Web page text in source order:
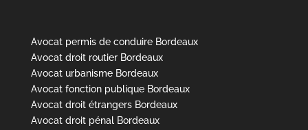
Avocat permis de conduire Bordeaux
Avocat droit routier Bordeaux
Avocat urbanisme Bordeaux
Avocat fonction publique Bordeaux
Avocat droit étrangers Bordeaux
Avocat droit pénal Bordeaux